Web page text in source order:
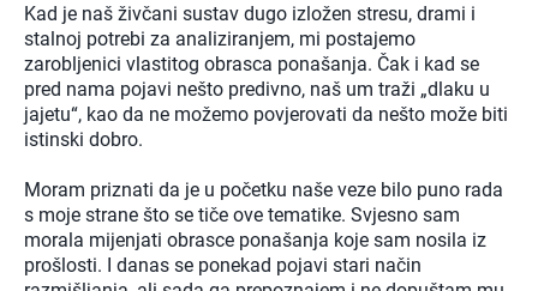
Kad je naš živčani sustav dugo izložen stresu, drami i
stalnoj potrebi za analiziranjem, mi postajemo
zarobljenici vlastitog obrasca ponašanja. Čak i kad se
pred nama pojavi nešto predivno, naš um traži „dlaku u
jajetu“, kao da ne možemo povjerovati da nešto može biti
istinski dobro.
Moram priznati da je u početku naše veze bilo puno rada
s moje strane što se tiče ove tematike. Svjesno sam
morala mijenjati obrasce ponašanja koje sam nosila iz
prošlosti. I danas se ponekad pojavi stari način